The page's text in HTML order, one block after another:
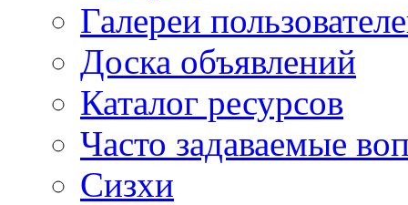
Галереи
Доска объявлений
Каталог ресурсов
Часто задаваемые
Сизхи